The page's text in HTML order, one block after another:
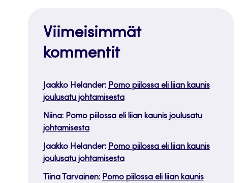
Viimeisimmät
kommentit
Jaakko Helander: Pomo piilossa eli liian kaunis
joulusatu johtamisesta
Niina: Pomo piilossa eli liian kaunis joulusatu
johtamisesta
Jaakko Helander: Pomo piilossa eli liian kaunis
joulusatu johtamisesta
Tiina Tarvainen: Pomo piilossa eli liian kaunis